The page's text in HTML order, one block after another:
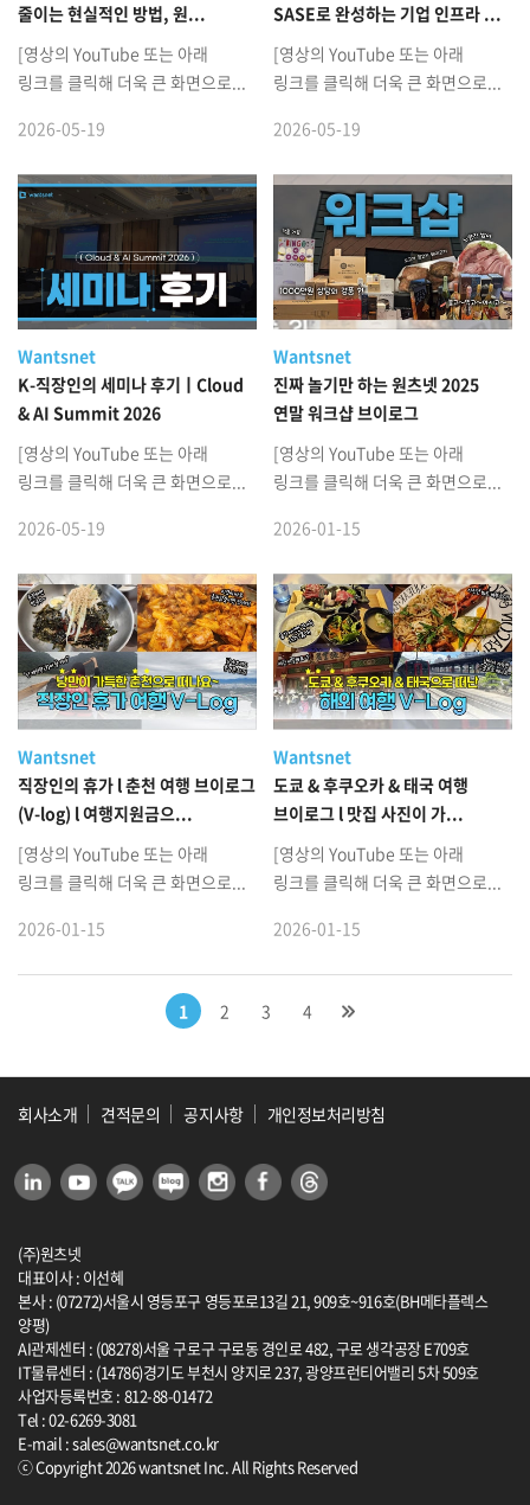
줄이는 현실적인 방법, 원...
[영상의 YouTube 또는 아래
링크를 클릭해 더욱 큰 화면으로...
2026-05-19
SASE로 완성하는 기업 인프라 ...
[영상의 YouTube 또는 아래
링크를 클릭해 더욱 큰 화면으로...
2026-05-19
Wantsnet
K-직장인의 세미나 후기ㅣCloud
& AI Summit 2026
[영상의 YouTube 또는 아래
링크를 클릭해 더욱 큰 화면으로...
2026-05-19
Wantsnet
진짜 놀기만 하는 원츠넷 2025
연말 워크샵 브이로그
[영상의 YouTube 또는 아래
링크를 클릭해 더욱 큰 화면으로...
2026-01-15
Wantsnet
직장인의 휴가 l 춘천 여행 브이로그
(V-log) l 여행지원금으...
[영상의 YouTube 또는 아래
링크를 클릭해 더욱 큰 화면으로...
2026-01-15
Wantsnet
도쿄 & 후쿠오카 & 태국 여행
브이로그 l 맛집 사진이 가...
[영상의 YouTube 또는 아래
링크를 클릭해 더욱 큰 화면으로...
2026-01-15
1 2 3 4
회사소개 견적문의 공지사항 개인정보처리방침
(주)원츠넷
대표이사 : 이선혜
본사 : (07272)서울시 영등포구 영등포로13길 21, 909호~916호(BH메타플렉스
양평)
AI관제센터 : (08278)서울 구로구 구로동 경인로 482, 구로 생각공장 E709호
IT물류센터 : (14786)경기도 부천시 양지로 237, 광양프런티어밸리 5차 509호
사업자등록번호 : 812-88-01472
Tel : 02-6269-3081
E-mail : sales@wantsnet.co.kr
ⓒ Copyright 2026 wantsnet Inc. All Rights Reserved